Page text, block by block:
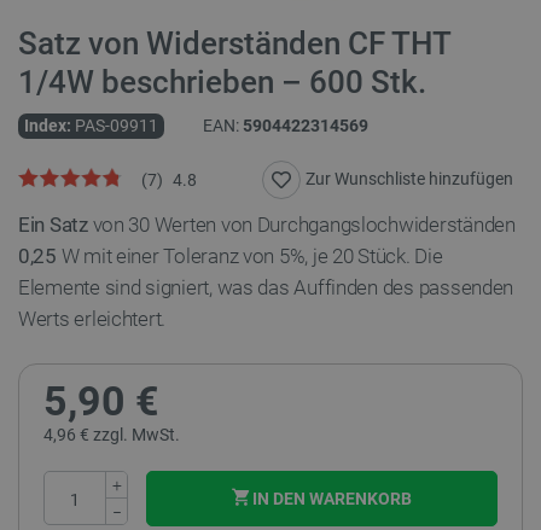
Satz von Widerständen CF THT
1/4W beschrieben – 600 Stk.
Index: PAS-09911 EAN: 5904422314569
4.8
(7) Zur Wunschliste hinzufügen
Ein Satzvon 30 Werten von Durchgangslochwiderständen
0,25 W mit einer Toleranz von 5%, je 20 Stück. Die
Elemente sind signiert, was das Auffinden des passenden
Werts erleichtert.
5,90 €
4,96 € zzgl. MwSt.
+
−
IN DEN WARENKORB